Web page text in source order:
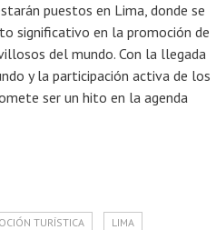
puestos en Lima, donde se
significativo en la promoción de
del mundo. Con la llegada
y la participación activa de los
ser un hito en la agenda
TURÍSTICA LIMA